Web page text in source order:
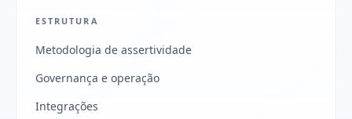
ESTRUTURA
Metodologia de assertividade
Governança e operação
Integrações